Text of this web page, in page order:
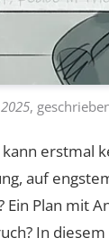
,
erstmal
auf
Ein Plan mit
In